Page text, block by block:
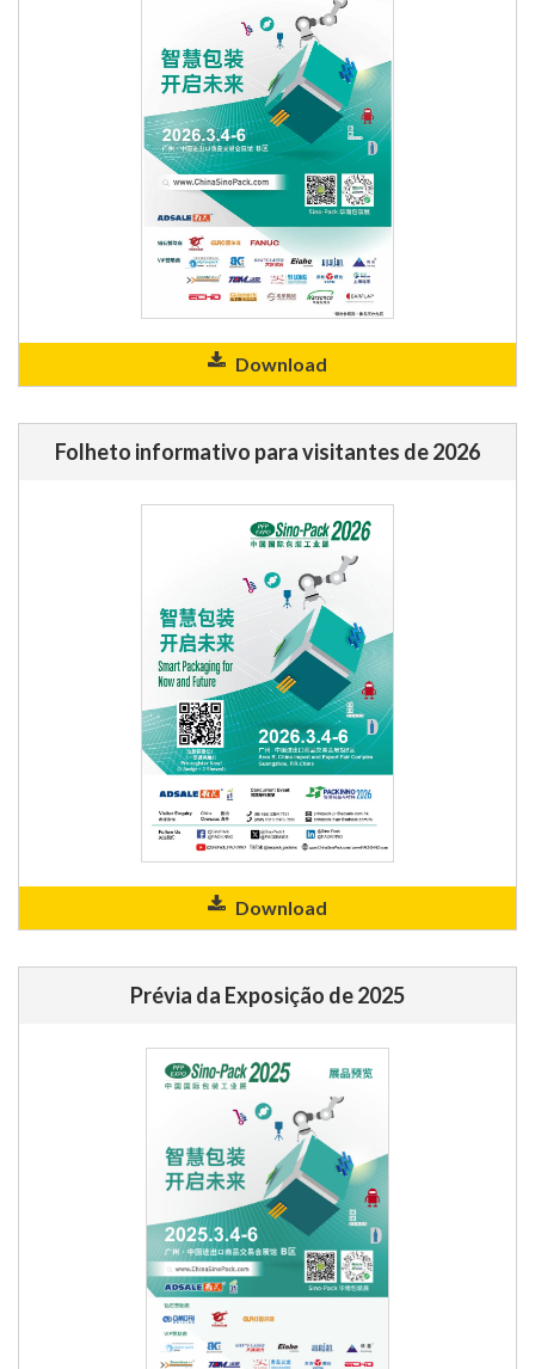
Download
Folheto informativo para visitantes de 2026
Download
Prévia da Exposição de 2025